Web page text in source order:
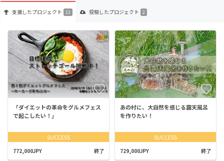
支援したプロジェクト 23 投稿したプロジェクト 2
「ダイエットの革命をグルメフェス
で起こしたい！」
SUCCESS
772,000JPY 終了
あの村に、大自然を感じる露天風呂
を作りたい！
SUCCESS
729,000JPY 終了